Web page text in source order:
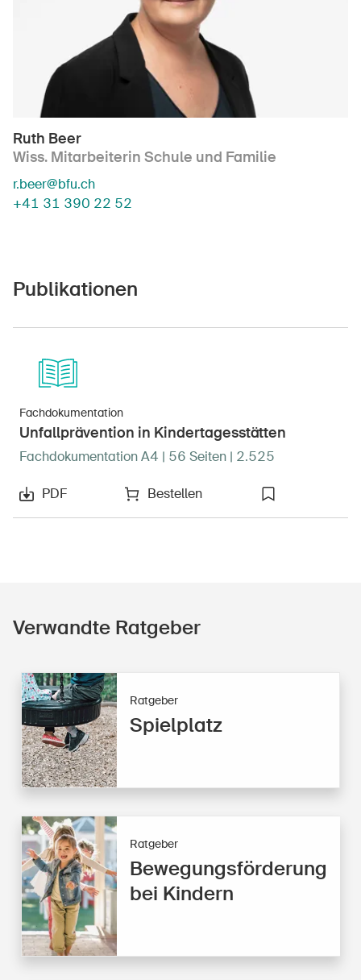
Ruth Beer
Wiss. Mitarbeiterin Schule und Familie
r.beer@bfu.ch
+41 31 390 22 52
Publikationen
Fachdokumentation
Unfallprävention in Kindertagesstätten
Fachdokumentation A4 | 56 Seiten | 2.525
PDF Bestellen
Verwandte Ratgeber
Ratgeber
Spielplatz
Ratgeber
Bewegungsförderung
bei Kindern